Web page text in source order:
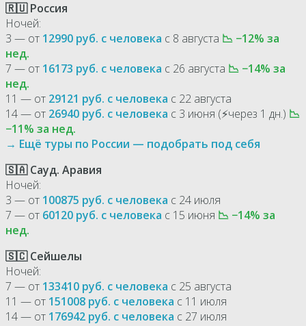
🇷🇺 Россия
Ночей:
3 — от 12990 руб. с человека с 8 августа 📉 −12% за
нед.
7 — от 16173 руб. с человека с 26 августа 📉 −14% за
нед.
11 — от 29121 руб. с человека с 22 августа
14 — от 26940 руб. с человека с 3 июня (⚡через 1 дн.) 📉
−11% за нед.
→ Ещё туры по России — подобрать под себя
🇸🇦 Сауд. Аравия
Ночей:
3 — от 100875 руб. с человека с 24 июля
7 — от 60120 руб. с человека с 15 июня 📉 −14% за
нед.
🇸🇨 Сейшелы
Ночей:
7 — от 133410 руб. с человека с 25 августа
11 — от 151008 руб. с человека с 11 июля
14 — от 176942 руб. с человека с 27 июля